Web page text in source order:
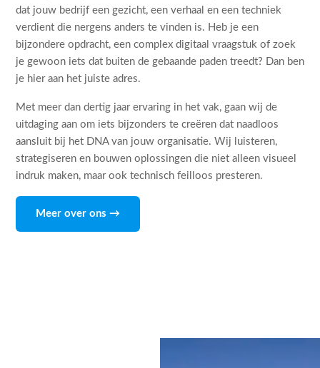
dat jouw bedrijf een gezicht, een verhaal en een techniek
verdient die nergens anders te vinden is. Heb je een
bijzondere opdracht, een complex digitaal vraagstuk of zoek
je gewoon iets dat buiten de gebaande paden treedt? Dan ben
je hier aan het juiste adres.
Met meer dan dertig jaar ervaring in het vak, gaan wij de
uitdaging aan om iets bijzonders te creëren dat naadloos
aansluit bij het DNA van jouw organisatie. Wij luisteren,
strategiseren en bouwen oplossingen die niet alleen visueel
indruk maken, maar ook technisch feilloos presteren.
Meer over ons →